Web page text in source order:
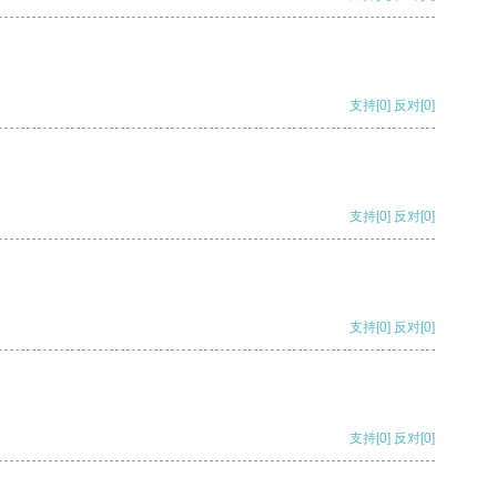
支持[0] 反对[0]
支持[0] 反对[0]
支持[0] 反对[0]
支持[0] 反对[0]